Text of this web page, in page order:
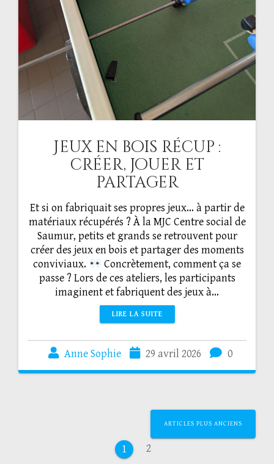
Jeux en bois récup :
créer, jouer et
partager
Et si on fabriquait ses propres jeux… à partir de
matériaux récupérés ? À la MJC Centre social de
Saumur, petits et grands se retrouvent pour
créer des jeux en bois et partager des moments
conviviaux.
Concrètement, comment ça se
passe ? Lors de ces ateliers, les participants
imaginent et fabriquent des jeux à…
LIRE LA SUITE
Anne Sophie 29 avril 2026 0
1 2
ARTICLES PLUS ANCIENS